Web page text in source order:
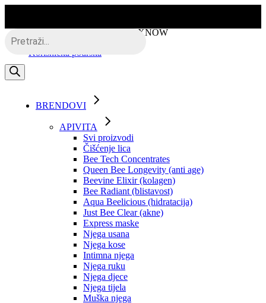
the
content
Besplatna dostava putem BOXNOW
Korisnička podrška
search
BRENDOVI
APIVITA
Svi proizvodi
Čišćenje lica
Bee Tech Concentrates
Queen Bee Longevity (anti age)
Beevine Elixir (kolagen)
Bee Radiant (blistavost)
Aqua Beelicious (hidratacija)
Just Bee Clear (akne)
Express maske
Njega usana
Njega kose
Intimna njega
Njega ruku
Njega djece
Njega tijela
Muška njega